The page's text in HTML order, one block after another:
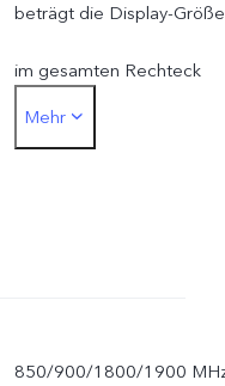
beträgt die Display-Größe
im gesamten Rechteck
6,78 Zoll. Der tatsächliche
Mehr
850/900/1800/1900